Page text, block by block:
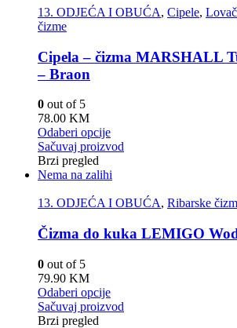
13. ODJEĆA I OBUĆA, Cipele,
čizme
Cipela – čizma MARSHALL
– Braon
0 out of 5
78.00 KM
Odaberi opcije
Sačuvaj proizvod
Brzi pregled
Nema na zalihi
13. ODJEĆA I OBUĆA, Ribarske
Čizma do kuka LEMIGO
0 out of 5
79.90 KM
Odaberi opcije
Sačuvaj proizvod
Brzi pregled